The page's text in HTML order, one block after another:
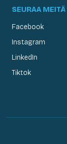
SEURAA MEITÄ
Facebook
Instagram
LinkedIn
Tiktok